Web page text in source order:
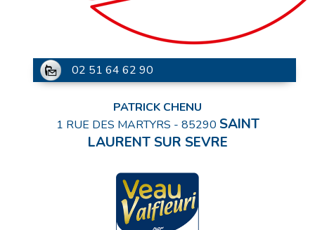
02 51 64 62 90
PATRICK CHENU
1 RUE DES MARTYRS - 85290 SAINT
LAURENT SUR SEVRE